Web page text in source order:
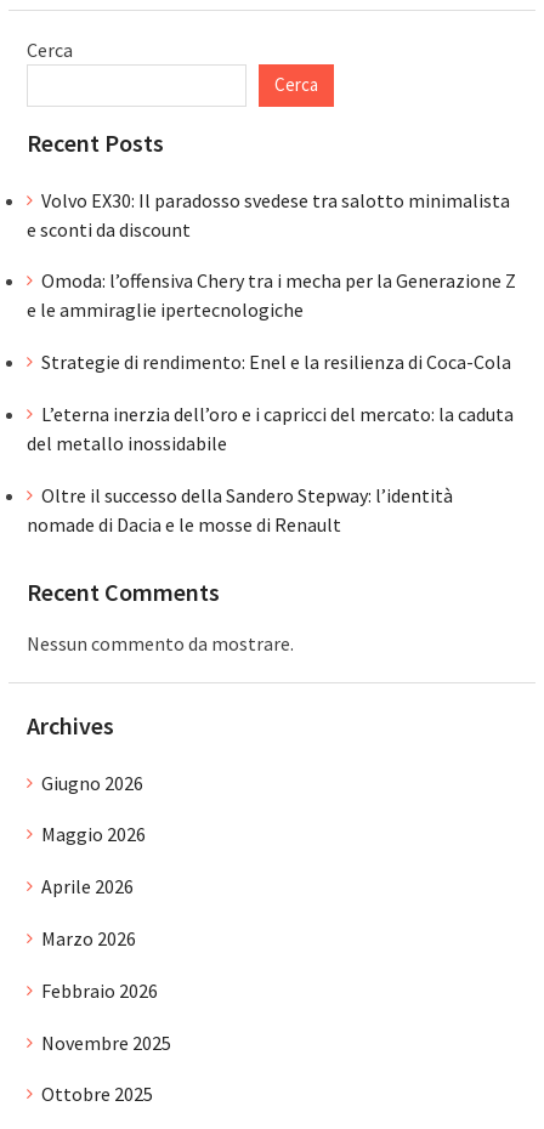
Cerca
Cerca
Recent Posts
Volvo EX30: Il paradosso svedese tra salotto minimalista
e sconti da discount
Omoda: l’offensiva Chery tra i mecha per la Generazione Z
e le ammiraglie ipertecnologiche
Strategie di rendimento: Enel e la resilienza di Coca-Cola
L’eterna inerzia dell’oro e i capricci del mercato: la caduta
del metallo inossidabile
Oltre il successo della Sandero Stepway: l’identità
nomade di Dacia e le mosse di Renault
Recent Comments
Nessun commento da mostrare.
Archives
Giugno 2026
Maggio 2026
Aprile 2026
Marzo 2026
Febbraio 2026
Novembre 2025
Ottobre 2025